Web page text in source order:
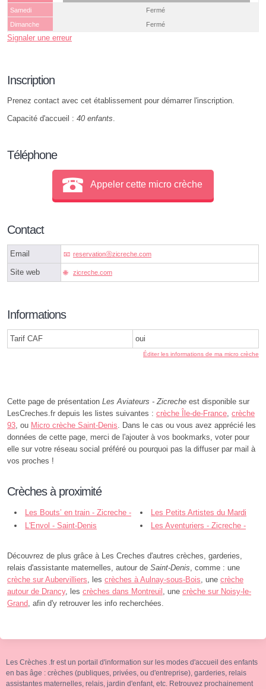
Samedi
Fermé
Dimanche
Fermé
Signaler une erreur
Inscription
Prenez contact avec cet établissement pour démarrer l'inscription.
Capacité d'accueil : 40 enfants
Téléphone
Appeler cette micro crèche
Contact
Email reservationⓐzicreche.com
Site web zicreche.com
Informations
Tarif CAF oui
Éditer les informations de ma micro crèche
Cette page de présentation Les Aviateurs - Zicreche est disponible sur
LesCreches.fr depuis les listes suivantes : crèche Île-de-France crèche
93 , ou Micro crèche Saint-Denis . Dans le cas ou vous avez apprécié les
données de cette page, merci de l'ajouter à vos bookmarks, voter pour
elle sur votre réseau social préféré ou pourquoi pas la diffuser par mail à
vos proches !
Crèches à proximité
Les Bouts’ en train - Zicreche -
Douai
Les Petits Artistes du Mardi
Pierrefitt - Saint-Denis
L'Envol - Saint-Denis
Les Aventuriers - Zicreche -
Découvrez de plus grâce à Les Creches d'autres crèches, garderies,
relais d'assistante maternelles, autour de Saint-Denis , comme : une
crèche sur Aubervilliers , les crèches à Aulnay-sous-Bois , une crèche
autour de Drancy, les crèches dans Montreuil , une crèche sur Noisy-le-
Grand , afin d'y retrouver les info recherchées.
Les Crèches .fr est un portail d'information sur les modes d'accueil des enfants
en bas âge : crèches (publiques, privées, ou d'entreprise), garderies, relais
assistantes maternelles, relais, jardin d'enfant, etc. Retrouvez prochainement